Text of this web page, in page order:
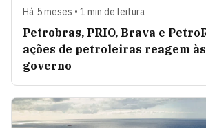
Há 5 meses • 1 min de leitura
Petrobras, PRIO, Brava e
ações de petroleiras reagem
governo